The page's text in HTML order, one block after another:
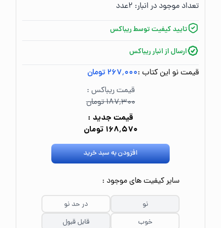
تعداد موجود در انبار:‌ ۲عدد
تایید کیفیت توسط ریباکس
ارسال از انبار ریباکس
قیمت نو این کتاب :۲۶۷٬۰۰۰ تومان
قیمت ریباکس :
۱۸۷٬۳۰۰ تومان
قیمت جدید :
۱۶۸٬۵۷۰ تومان
افزودن به سبد خرید
سایر کیفیت های موجود :
نو
در حد نو
خوب
قابل قبول